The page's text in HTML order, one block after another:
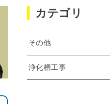
カテゴリ
その他
浄化槽工事